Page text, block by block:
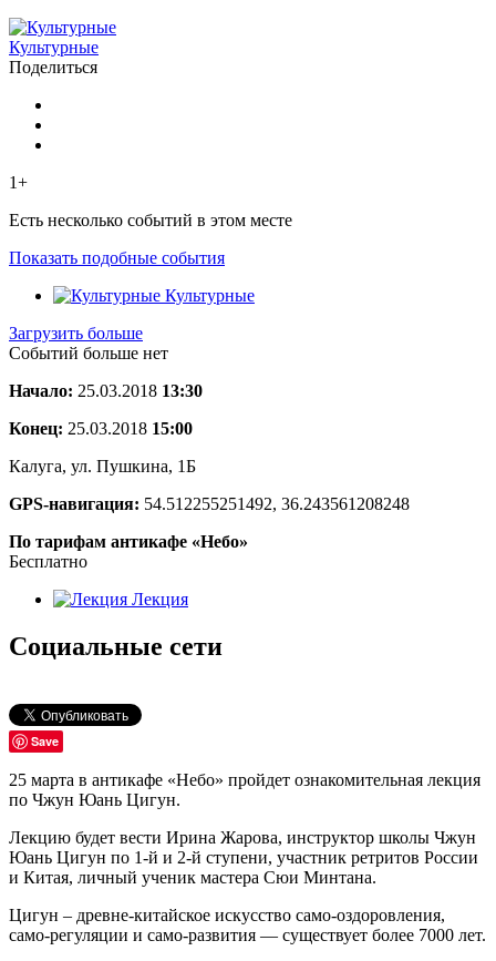
Культурные
Поделиться
1+
Есть несколько событий в этом месте
Показать подобные события
Культурные
Загрузить больше
Событий больше нет
Начало: 25.03.2018 13:30
Конец: 25.03.2018 15:00
Калуга, ул. Пушкина, 1Б
GPS-навигация: 54.512255251492, 36.243561208248
По тарифам антикафе «Небо»
Бесплатно
Лекция
Социальные сети
Save
25 марта в антикафе «Небо» пройдет ознакомительная лекция
по Чжун Юань Цигун.
Лекцию будет вести Ирина Жарова, инструктор школы Чжун
Юань Цигун по 1-й и 2-й ступени, участник ретритов России
и Китая, личный ученик мастера Сюи Минтана.
Цигун – древне-китайское искусство само-оздоровления,
само-регуляции и само-развития — существует более 7000 лет.